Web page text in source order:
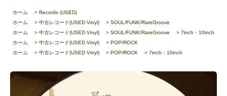
ホーム > Records (USED)
ホーム
> 中古レコード(USED Vinyl) > SOUL/FUNK/RareGroove
ホーム
> 中古レコード(USED Vinyl) > SOUL/FUNK/RareGroove > 7inch・10inch
ホーム
> 中古レコード(USED Vinyl) > POP/ROCK
ホーム
> 中古レコード(USED Vinyl) > POP/ROCK > 7inch・10inch